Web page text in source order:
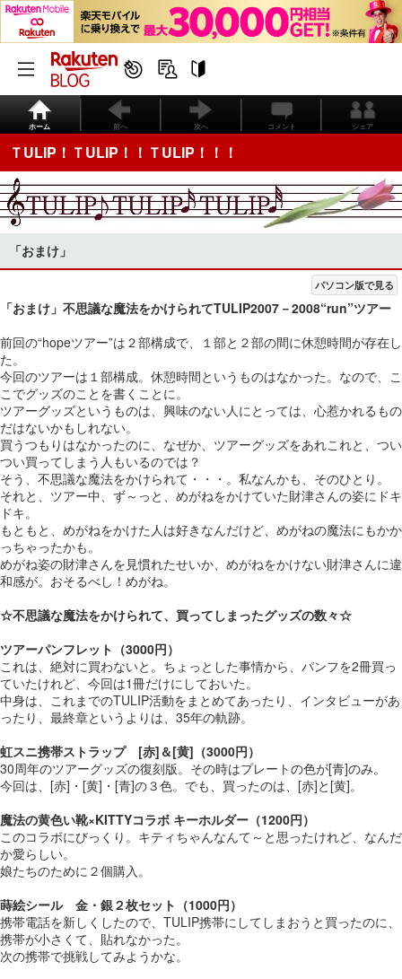
ホーム 前へ 次へ コメント シェア
ＴULIP！ＴULIP！！ＴULIP！！！
「おまけ」
パソコン版で見る
「おまけ」不思議な魔法をかけられてTULIP2007－2008“run”ツアー
前回の“hopeツアー”は２部構成で、１部と２部の間に休憩時間が存在し
た。
今回のツアーは１部構成。休憩時間というものはなかった。なので、こ
こでグッズのことを書くことに。
ツアーグッズというものは、興味のない人にとっては、心惹かれるもの
だはないかもしれない。
買うつもりはなかったのに、なぜか、ツアーグッズをあれこれと、つい
つい買ってしまう人もいるのでは？
そう、不思議な魔法をかけられて・・・。私なんかも、そのひとり。
それと、ツアー中、ず～っと、めがねをかけていた財津さんの姿にドキ
ドキ。
もともと、めがねをかけた人は好きなんだけど、めがねの魔法にもかか
っちゃったかも。
めがね姿の財津さんを見慣れたせいか、めがねをかけない財津さんに違
和感が。おそるべし！めがね。
☆不思議な魔法をかけられて、買ってしまったグッズの数々☆
ツアーパンフレット（3000円）
これは、絶対に買わないと。ちょっとした事情から、パンフを2冊買っ
ていたけれど、今回は1冊だけにしておいた。
中身は、これまでのTULIP活動をまとめてあったり、インタビューがあ
ったり、最終章というよりは、35年の軌跡。
虹スニ携帯ストラップ [赤]＆[黄]（3000円）
30周年のツアーグッズの復刻版。その時はプレートの色が[青]のみ。
今回は、[赤]・[黄]・[青]の３色。でも、買ったのは、[赤]と[黄]。
魔法の黄色い靴×KITTYコラボ キーホルダー（1200円）
このコラボにびっくり。キティちゃんなんて～と思ったけれど、なんだ
か愛らしい。
娘たちのために２個購入。
蒔絵シール 金・銀２枚セット（1000円）
携帯電話を新しくしたので、TULIP携帯にしてしまおうと買ったのに、
携帯が小さくて、貼れなかった。
次の携帯で挑戦してみようかな。